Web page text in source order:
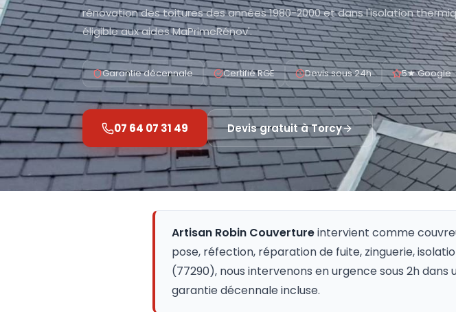
rénovation des toitures des années 1980-2000 et dans l'isolation
éligible aux aides MaPrimeRénov'.
Garantie décennale Certifié RGE Devis sous 24h 5★ Google
07 64 07 31 49 Devis gratuit àTorcy
Artisan Robin Couvertureintervient comme
pose, réfection, réparation de fuite, zinguerie,
(77290), nous intervenons en urgence sous 2h
garantie décennale incluse.